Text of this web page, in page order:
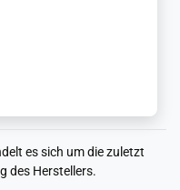
es sich um die zuletzt
des Herstellers.